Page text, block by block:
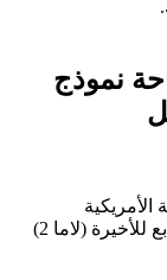
نموذج
الأمريكية
مايكروسوفت ستستخدم نموذج اللغة الكبير التابع للأخيرة (لاما 2)